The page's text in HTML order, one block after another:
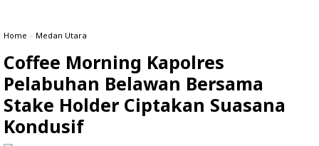
Home » Medan Utara
Coffee Morning Kapolres
Pelabuhan Belawan Bersama
Stake Holder Ciptakan Suasana
Kondusif